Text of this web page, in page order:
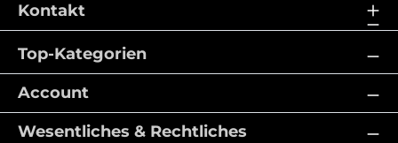
Kontakt
Top-Kategorien
Account
Wesentliches & Rechtliches